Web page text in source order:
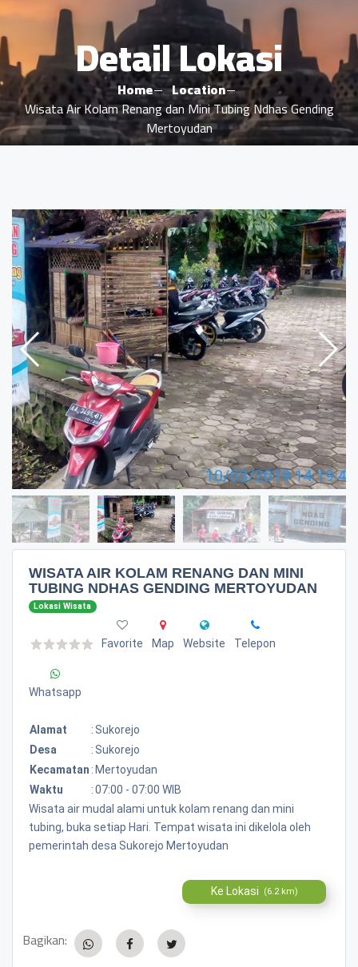
Detail Lokasi
Home
Location
Wisata Air Kolam Renang dan Mini Tubing Ndhas Gending
Mertoyudan
WISATA AIR KOLAM RENANG DAN MINI
TUBING NDHAS GENDING MERTOYUDAN
Lokasi Wisata
Favorite Map Website Telepon
Whatsapp
Alamat : Sukorejo
Desa
: Sukorejo
Kecamatan : Mertoyudan
Waktu
:07:00 - 07:00 WIB
Wisata air mudal alami untuk kolam renang dan mini
tubing, buka setiap Hari. Tempat wisata ini dikelola oleh
pemerintah desa Sukorejo Mertoyudan
Ke Lokasi (6.2 km)
Bagikan: